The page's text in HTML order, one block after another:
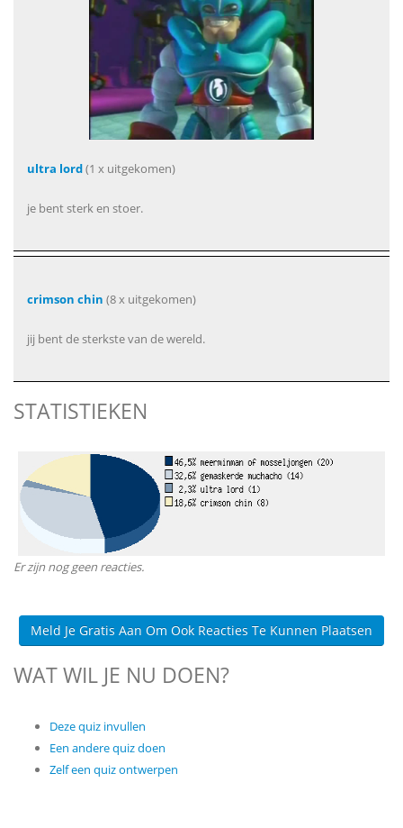
ultra lord(1 x uitgekomen)
je bent sterk en stoer.
crimson chin (8 x uitgekomen)
jij bent de sterkste van de wereld.
STATISTIEKEN
Er zijn nog geen reacties.
Meld Je Gratis Aan Om Ook Reacties Te Kunnen Plaatsen
WAT WIL JE NU DOEN?
Deze quiz invullen
Een andere quiz doen
Zelf een quiz ontwerpen